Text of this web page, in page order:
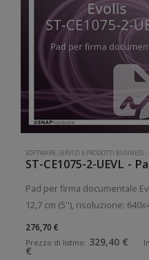
SOFTWARE, SERVIZI E PRODOTTI BUSINESS-
Pad per firma documentale Evolis Pad firma digitale
12,7 cm (5''), risoluzione:
connessione: USB (2.0),
0,36 kg
276,70 €
Prezzo di listino: 329,40 €
€